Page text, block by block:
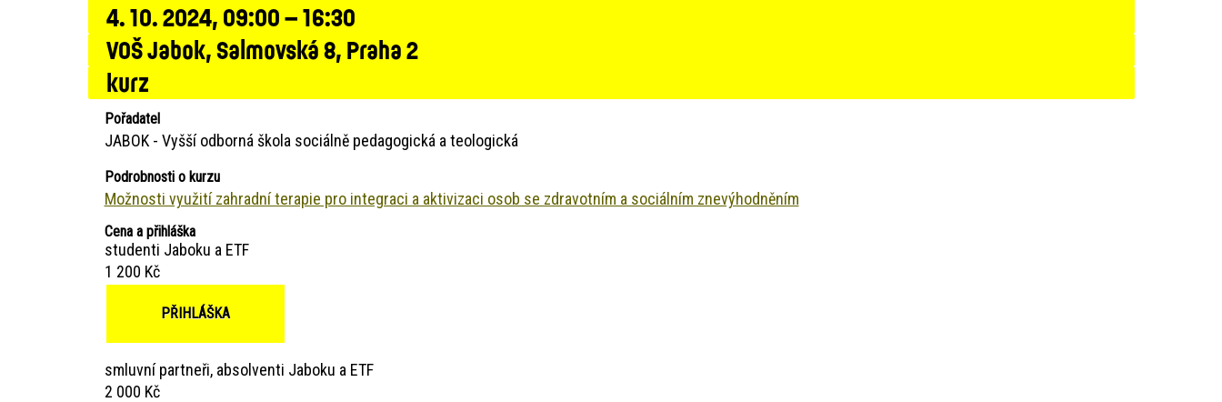
4. 10. 2024, 09:00 – 16:30
VOŠ Jabok, Salmovská 8, Praha 2
kurz
Pořadatel
JABOK - Vyšší odborná škola sociálně pedagogická a teologická
Podrobnosti o kurzu
Možnosti využití zahradní terapie pro integraci a aktivizaci osob se zdravotním a sociálním znevýhodněním
Cena a přihláška
studenti Jaboku a ETF
1 200 Kč
PŘIHLÁŠKA
smluvní partneři, absolventi Jaboku a ETF
2 000 Kč